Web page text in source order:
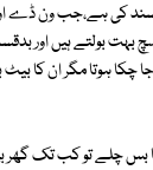
کی ہے،جب ون ڈے
بہت بولتے ہیں اور
چکا ہوتا مگر ان کا
بس چلے تو کب تک